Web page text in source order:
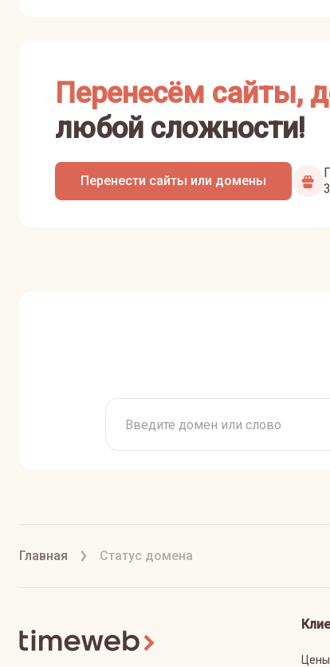
Перенесём сайты,
любой сложности!
Перенести сайты или домены
Главная Статус домена
Цены